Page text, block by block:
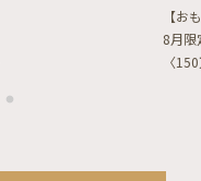
【お
8月限
〈